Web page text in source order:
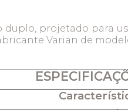
duplo, projetado para
Varian de modelo